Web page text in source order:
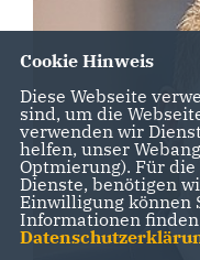
Cookie Hinweis
Diese Webseite
sind, um die
verwenden wir
helfen, unser
Optmierung). Für
Dienste, benötigen
Einwilligung können
Informationen